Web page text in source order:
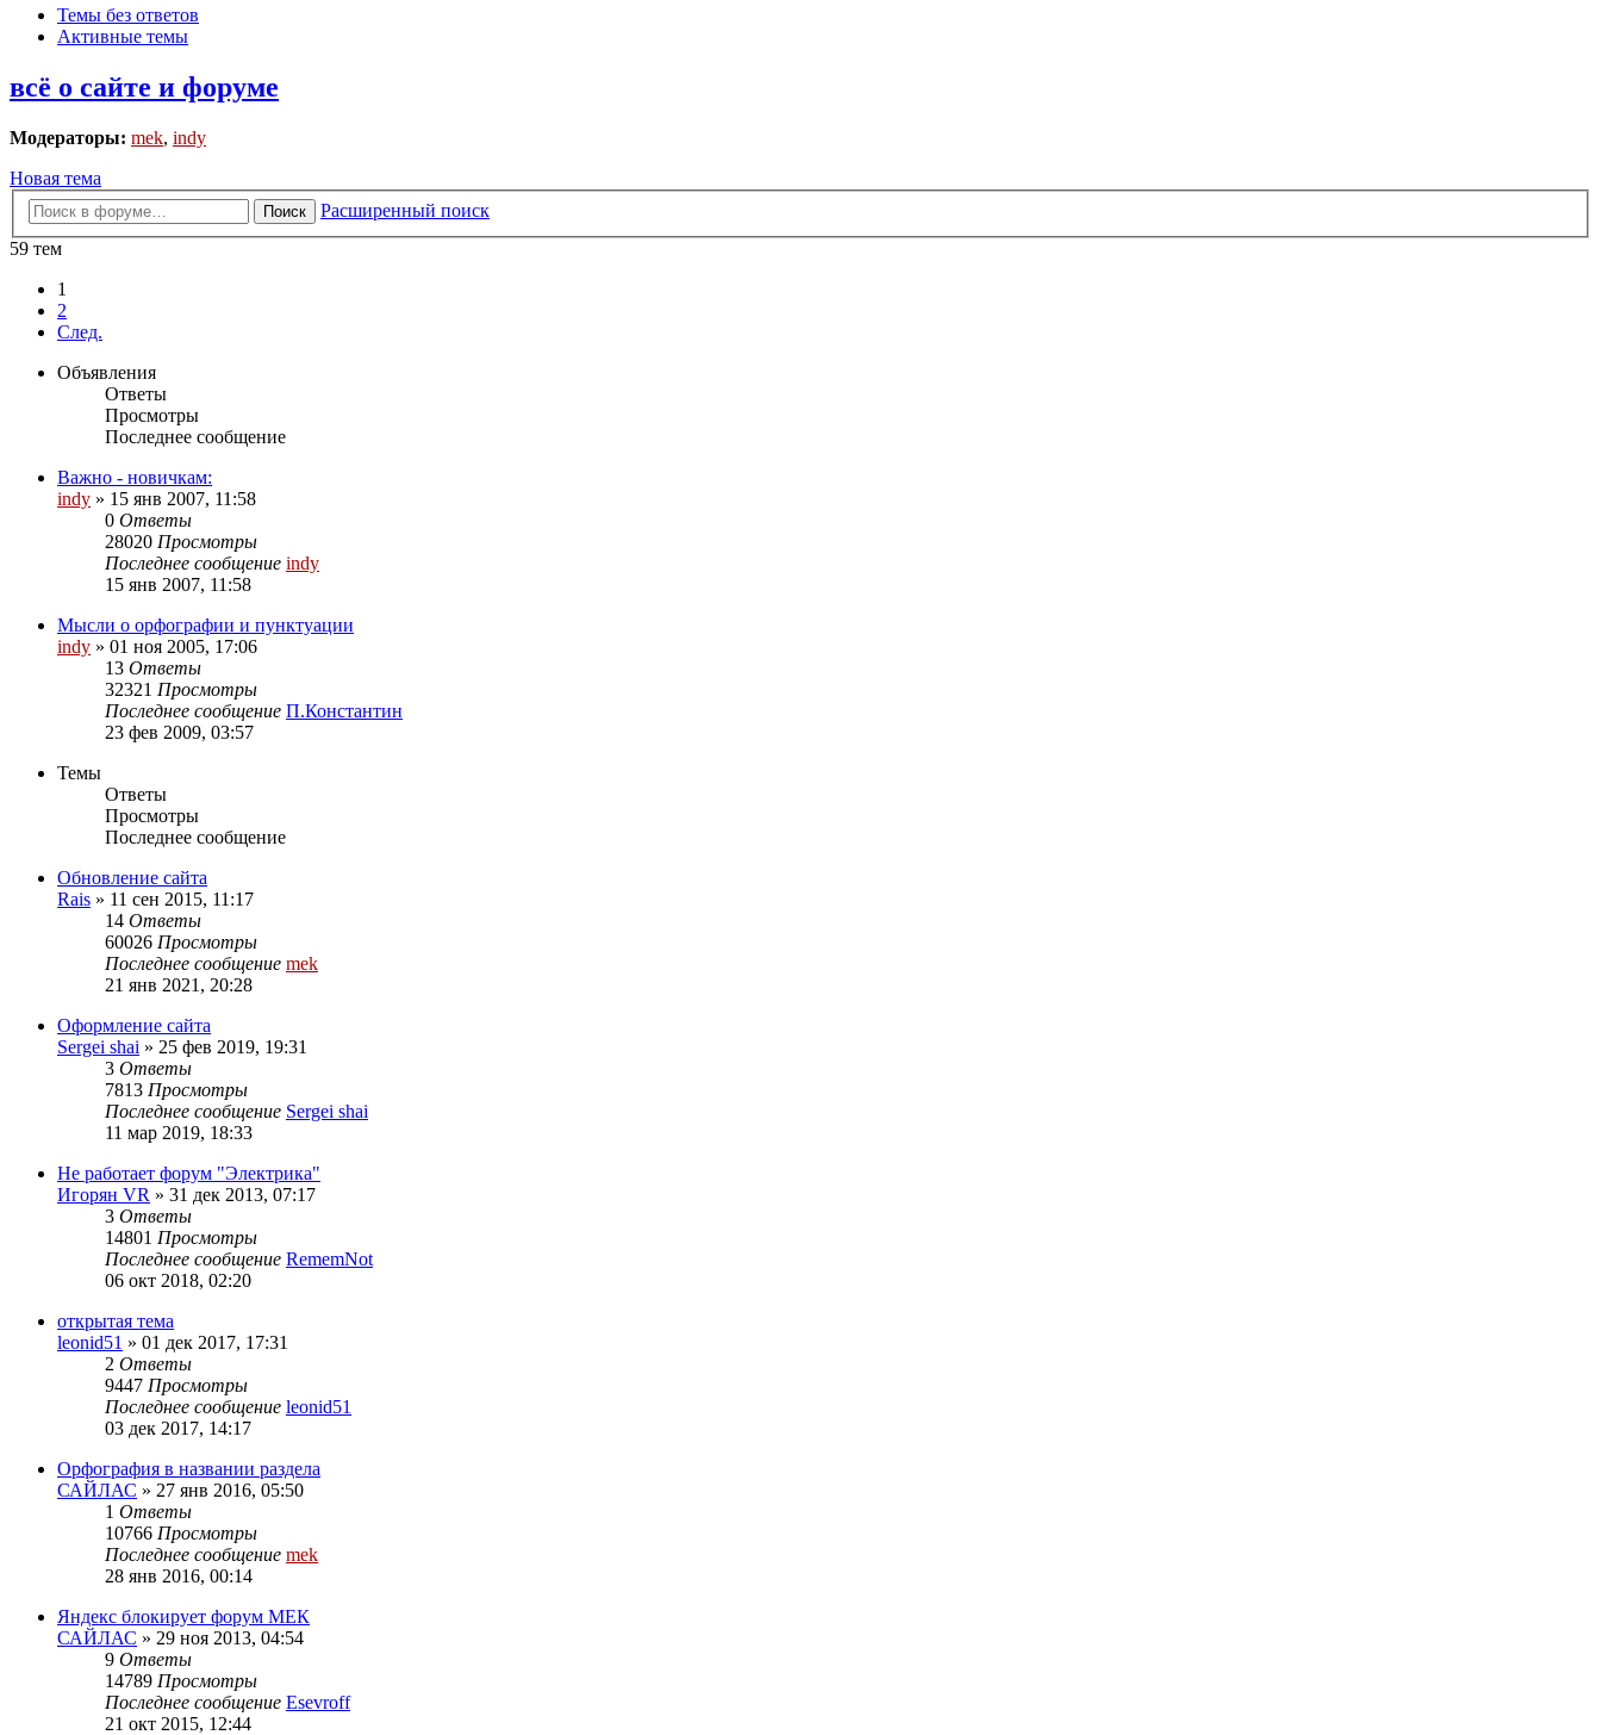
Темы без ответов
Активные темы
всё о сайте и форуме
Модераторы: mek, indy
Новая тема
Поиск
Расширенный поиск
59 тем
1
2
След.
Объявления
Ответы
Просмотры
Последнее сообщение
Важно - новичкам:
indy » 15 янв 2007, 11:58
0 Ответы
28020 Просмотры
Последнее сообщение indy
15 янв 2007, 11:58
Мысли о орфографии и пунктуации
indy » 01 ноя 2005, 17:06
13 Ответы
32321 Просмотры
Последнее сообщение П.Константин
23 фев 2009, 03:57
Темы
Ответы
Просмотры
Последнее сообщение
Обновление сайта
Rais » 11 сен 2015, 11:17
14 Ответы
60026 Просмотры
Последнее сообщение mek
21 янв 2021, 20:28
Оформление сайта
Sergei shai » 25 фев 2019, 19:31
3 Ответы
7813 Просмотры
Последнее сообщение Sergei shai
11 мар 2019, 18:33
Не работает форум "Электрика"
Игорян VR » 31 дек 2013, 07:17
3 Ответы
14801 Просмотры
Последнее сообщение RememNot
06 окт 2018, 02:20
открытая тема
leonid51 » 01 дек 2017, 17:31
2 Ответы
9447 Просмотры
Последнее сообщение leonid51
03 дек 2017, 14:17
Орфография в названии раздела
САЙЛАС » 27 янв 2016, 05:50
1 Ответы
10766 Просмотры
Последнее сообщение mek
28 янв 2016, 00:14
Яндекс блокирует форум МЕК
САЙЛАС » 29 ноя 2013, 04:54
9 Ответы
14789 Просмотры
Последнее сообщение Esevroff
21 окт 2015, 12:44